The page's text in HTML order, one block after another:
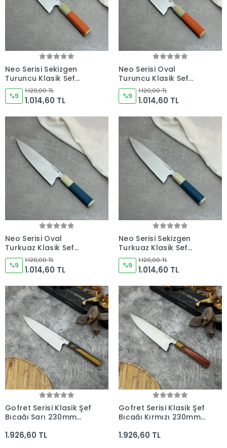
Neo Serisi Sekizgen
Turuncu Klasik Şef
Bıçağı 230mm Namlu -
Kocakaya El Yapımı
Şef Bıçakları
%9
1.120,00 TL
1.014,60 TL
Neo Serisi Oval
Turuncu Klasik Şef
Bıçağı 230mm Namlu -
Kocakaya El Yapımı
Şef Bıçakları
%9
1.120,00 TL
1.014,60 TL
Neo Serisi Oval
Turkuaz Klasik Şef
Bıçağı 230mm Namlu -
Kocakaya El Yapımı
Şef Bıçakları
%9
1.120,00 TL
1.014,60 TL
Neo Serisi Sekizgen
Turkuaz Klasik Şef
Bıçağı 230mm Namlu -
Kocakaya El Yapımı
Şef Bıçakları
%9
1.120,00 TL
1.014,60 TL
Gofret Serisi Klasik Şef
Bıçağı Sarı 230mm
Bıçakları
1.926,60 TL
Gofret Serisi Klasik Şef
Bıçağı Kırmızı 230mm
Bıçakları
1.926,60 TL